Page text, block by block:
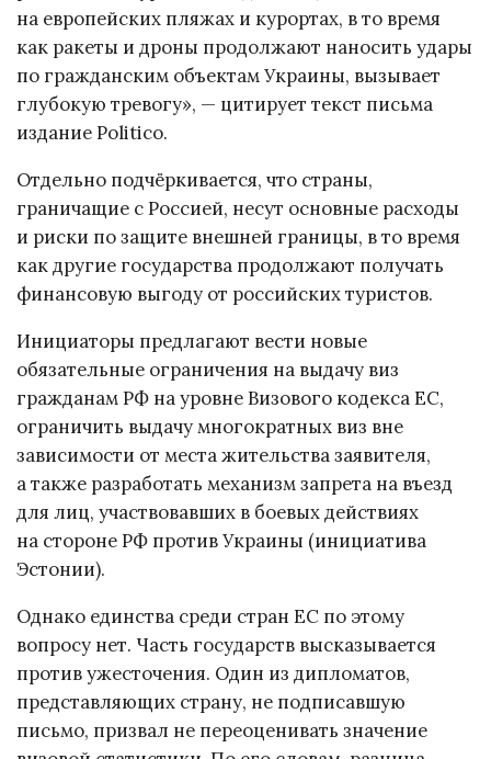
на европейских пляжах и курортах, в то время
как ракеты и дроны продолжают наносить удары
по гражданским объектам Украины, вызывает
глубокую тревогу», — цитирует текст письма
издание Politico.
Отдельно подчёркивается, что страны,
граничащие с Россией, несут основные расходы
и риски по защите внешней границы, в то время
как другие государства продолжают получать
финансовую выгоду от российских туристов.
Инициаторы предлагают вести новые
обязательные ограничения на выдачу виз
гражданам РФ на уровне Визового кодекса ЕС,
ограничить выдачу многократных виз вне
зависимости от места жительства заявителя,
а также разработать механизм запрета на въезд
для лиц, участвовавших в боевых действиях
на стороне РФ против Украины (инициатива
Эстонии).
Однако единства среди стран ЕС по этому
вопросу нет. Часть государств высказывается
против ужесточения. Один из дипломатов,
представляющих страну, не подписавшую
письмо, призвал не переоценивать значение